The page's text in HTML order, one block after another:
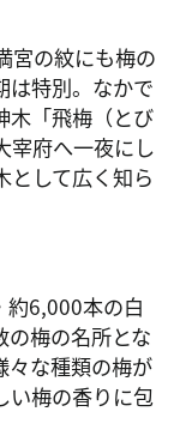
宮の紋にも梅の
は特別。なかで
木「飛梅（とび
宰府へ一夜にし
として広く知ら
約6,000本の白
の梅の名所とな
々な種類の梅が
い梅の香りに包